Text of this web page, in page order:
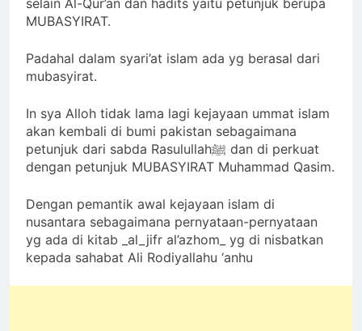
selain Al-Qur’an dan hadits yaitu petunjuk berupa
MUBASYIRAT.
Padahal dalam syari’at islam ada yg berasal dari
mubasyirat.
In sya Alloh tidak lama lagi kejayaan ummat islam
akan kembali di bumi pakistan sebagaimana
petunjuk dari sabda Rasulullahﷺ dan di perkuat
dengan petunjuk MUBASYIRAT Muhammad Qasim.
Dengan pemantik awal kejayaan islam di
nusantara sebagaimana pernyataan-pernyataan
yg ada di kitab _al_jifr al’azhom_ yg di nisbatkan
kepada sahabat Ali Rodiyallahu ‘anhu